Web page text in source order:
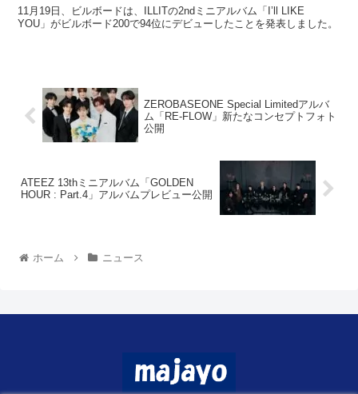
11月19日、ビルボードは、ILLITの2ndミニアルバム「I’ll LIKE
YOU」がビルボード200で94位にデビューしたことを発表しました。
ZEROBASEONE Special Limitedアルバ
ム「RE-FLOW」新たなコンセプトフォト
公開
ATEEZ 13thミニアルバム「GOLDEN
HOUR : Part.4」アルバムプレビュー公開
ホーム ニュース